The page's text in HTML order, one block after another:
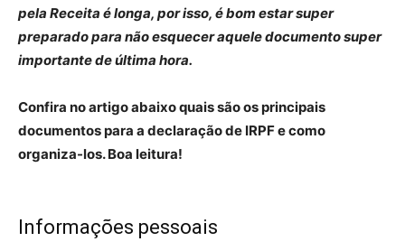
pela Receita é longa, por isso, é bom estar super
preparado para não esquecer aquele documento super
importante de última hora.
Confira no artigo abaixo quais são os principais
documentos para a declaração de IRPF e como
organiza-los. Boa leitura!
Informações pessoais